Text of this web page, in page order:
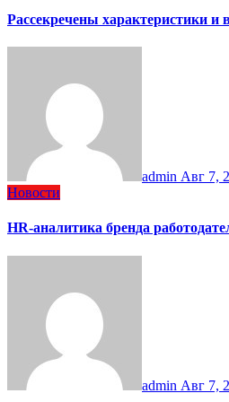
Рассекречены характеристики и
admin Авг 7,
Новости
HR-аналитика бренда
admin Авг 7,